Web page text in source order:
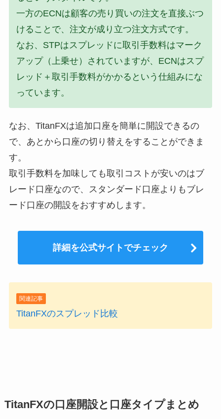
一方のECNは顧客の売り買いの注文を直接ぶつ
けることで、注文が成り立つ注文方式です。
なお、STPはスプレッドに取引手数料はマーク
アップ（上乗せ）されていますが、ECNはスプ
レッド＋取引手数料がかかるという仕組みにな
っています。
なお、TitanFXは追加口座を簡単に開設できるの
で、あとから口座の切り替えをすることができま
す。
取引手数料を加味しても取引コストが安いのはブ
レード口座なので、スタンダード口座よりもブレ
ード口座の開設をおすすめします。
詳細を公式サイトでチェック
関連記事
TitanFXのスプレッド比較
TitanFXの口座開設と口座タイプまとめ